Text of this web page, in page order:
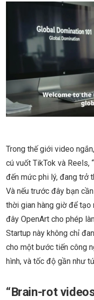
Trong thế giới video
cú vuốt TikTok và Reels,
đến mức phi lý, đang trở
Và nếu trước đây bạn
thời gian hàng giờ để
đây OpenArt cho phép
Startup này không chỉ
cho một bước tiến công
hình, và tốc độ gần như
“Brain-rot